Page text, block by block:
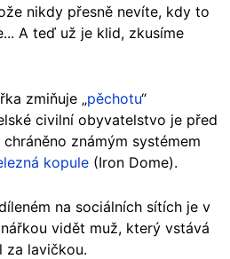
nikdy přesně nevíte, kdy to
A teď už je klid, zkusíme
zmiňuje „pěchotu“
civilní obyvatelstvo je před
známým systémem
kopule (Iron Dome).
na sociálních sítích je v
vidět muž, který vstává
za lavičkou.